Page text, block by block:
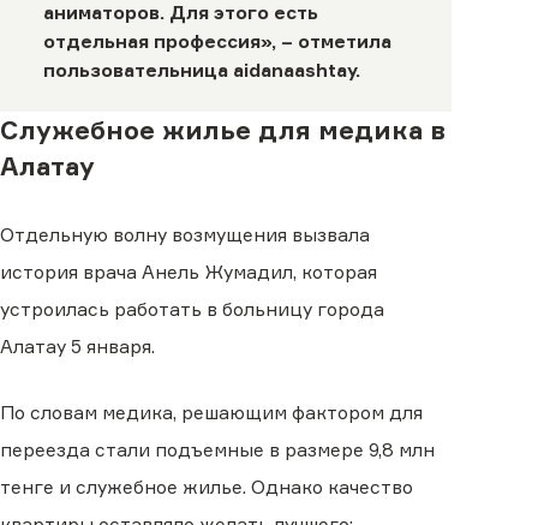
аниматоров. Для этого есть
отдельная профессия», – отметила
пользовательница aidanaashtay.
Служебное жилье для медика в
Алатау
Отдельную волну возмущения вызвала
история врача Анель Жумадил, которая
устроилась работать в больницу города
Алатау 5 января.
По словам медика, решающим фактором для
переезда стали подъемные в размере 9,8 млн
тенге и служебное жилье. Однако качество